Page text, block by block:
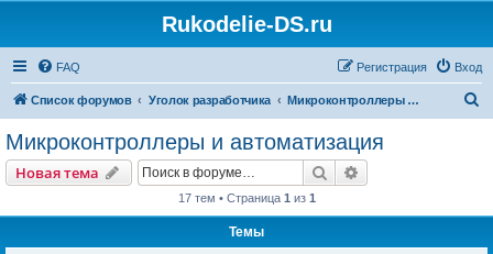
Rukodelie-DS.ru
FAQ Вход
Регистрация
Список форумов Уголок разработчика Микроконтроллеры и автоматизация
Микроконтроллеры и автоматизация
Новая тема Поиск
17 тем • Страница 1 из 1
Темы